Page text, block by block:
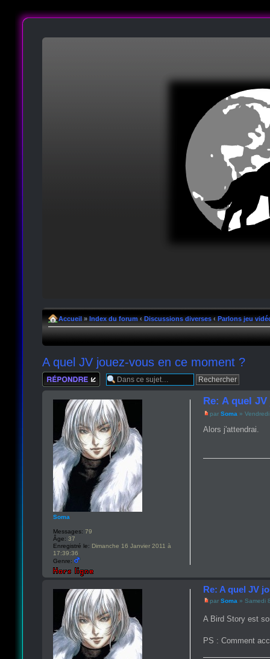
Accueil » Index du forum ‹ Discussions diverses ‹ Parlons jeu
A quel JV jouez-vous en ce moment ?
Répondre
Re: A quel
par Soma »
Alors j'attendrai.
Soma
Messages: 79
Âge: 37
Enregistré le: Dimanche 16 Janvier 2011 à
17:39:36
Genre:
Re: A quel JV
par Soma » Samedi
A Bird Story est
PS : Comment